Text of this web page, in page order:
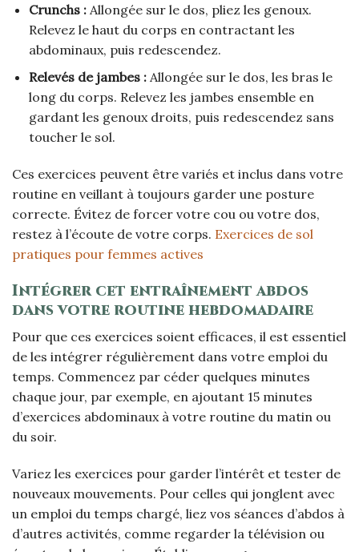
Crunchs :Allongée sur le dos, pliez les genoux.
Relevez le haut du corps en contractant les
abdominaux, puis redescendez.
Relevés de jambes :Allongée sur le dos, les bras le
long du corps. Relevez les jambes ensemble en
gardant les genoux droits, puis redescendez sans
toucher le sol.
Ces exercices peuvent être variés et inclus dans votre
routine en veillant à toujours garder une posture
correcte. Évitez de forcer votre cou ou votre dos,
restez à l’écoute de votre corps. Exercices de sol
pratiques pour femmes actives
Intégrer cet entraînement abdos
dans votre routine hebdomadaire
Pour que ces exercices soient efficaces, il est essentiel
de les intégrer régulièrement dans votre emploi du
temps. Commencez par céder quelques minutes
chaque jour, par exemple, en ajoutant 15 minutes
d’exercices abdominaux à votre routine du matin ou
du soir.
Variez les exercices pour garder l’intérêt et tester de
nouveaux mouvements. Pour celles qui jonglent avec
un emploi du temps chargé, liez vos séances d’abdos à
d’autres activités, comme regarder la télévision ou